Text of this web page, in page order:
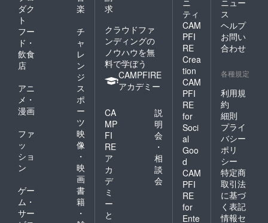
きさが、直径3.8ⅽmになった
のです。3つ目、「確実に放
出する」メッセージPODが
途中で引っかからず、確実
に宇宙空間に放出できるよ
うにしなくてはいけませ
ん。ペイターズドリーム
MOMO4号機の折り紙飛行機
と違うところは、ロケット
の強度も考慮して、メッ
セージPODが通れる大きさ
ギリギリで作っているとい
うことです。PODを外に押
ダク
ト
楽
フー
ド・
飲食
店
チ
ャ
レ
ン
ジ
アニ
メ・
漫画
ス
ポ
ー
ツ
ファ
ッ
ショ
ン
映
像
・
映
画
ゲー
ム・
サー
書
籍
・
求
クラウドファ
ンディングの
ノウハウを無
料で学ぼう
CAMPFIRE
アカデミー
CA
MP
FI
RE
ア
カ
デ
ミ
ー
と
説
明
会
・
相
談
会
ティ
CAM
PFI
RE
Crea
tion
CAM
PFI
RE
for
Soci
al
Goo
d
CAM
PFI
RE
for
Ente
ス
ヘルプ
お問い
合わせ
各種規定
利用規
約
細則
プライ
バシー
ポリ
シー
特定商
取引法
に基づ
く表記
情報セ